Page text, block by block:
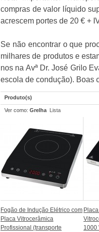
compras de valor líquido
acrescem portes de 20 € +
Se não encontrar o que
milhares de produtos e
nos na Avª Dr. José Grilo
escola de condução). Boas
Produto(s)
Ver como: Grelha Lista
Fogão de Indução Elétrico com
Placa Vitrocerâmica
Profissional (transporte
1000